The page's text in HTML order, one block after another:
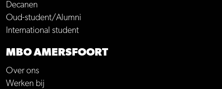
Decanen
Oud-student/Alumni
International student
MBO AMERSFOORT
Over ons
Werken bij